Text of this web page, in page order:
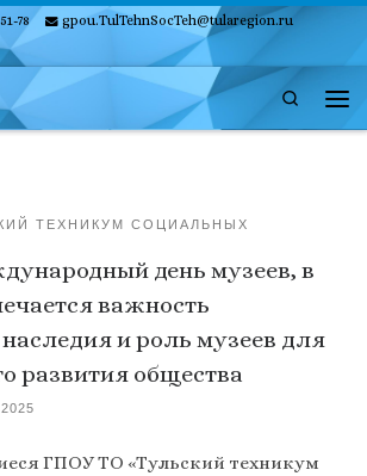
78 gpou.TulTehnSocTeh@tularegion.ru
Search
ТЕХНИКУМ СОЦИАЛЬНЫХ
день музеев, в
важность
и роль музеев для
развития общества
ГПОУ ТО «Тульский техникум